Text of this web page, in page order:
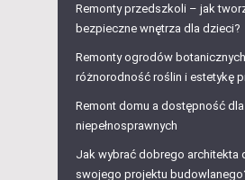
Remonty przedszkoli – jak
bezpieczne wnętrza dla dzieci?
Remonty ogrodów
różnorodność roślin i estetykę
Remont domu a dostępność
niepełnosprawnych
Jak wybrać dobrego architekta
swojego projektu